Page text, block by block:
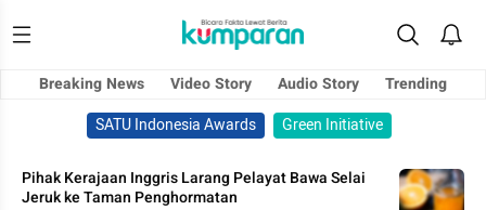
Breaking News Video Story Audio Story
Trending
SATU Indonesia Awards
Green Initiative
Pihak Kerajaan Inggris Larang Pelayat Bawa Selai
Jeruk ke Taman Penghormatan